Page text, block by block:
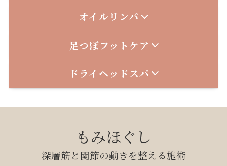
オイルリンパ
足つぼフットケア
ドライヘッドスパ
もみほぐし
深層筋と関節の動きを整える施術